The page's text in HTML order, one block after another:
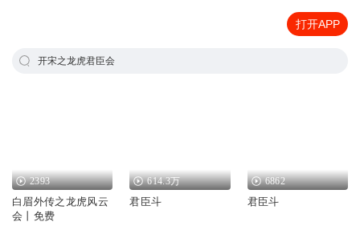
打开APP
开宋之龙虎君臣会
2393
白眉外传之龙虎风云
会丨免费
614.3万
君臣斗
6862
君臣斗